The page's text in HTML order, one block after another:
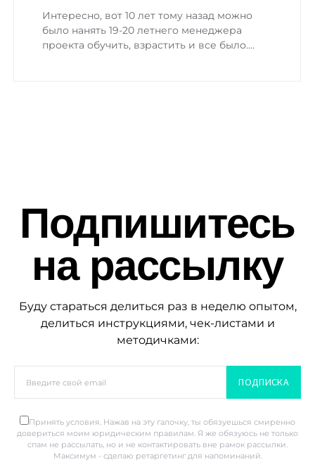
Интересно, вот 10 лет тому назад можно
было нанять 19-20 летнего менеджера
проекта обучить, взрастить и все было.…
Подпишитесь
на рассылку
Буду стараться делиться раз в неделю опытом,
делиться инструкциями, чек-листами и
методичками:
ПОДПИСКА
Принять условия. Нажав на эту галочку, ты обязуешься смиренно
довериться моим юридическим правилам. Я же обязуюсь не только
спам не рассылать, но и не контактировать вне рамок рассылки.
Максимум - сделаю ретаргетинг для напоминаний.